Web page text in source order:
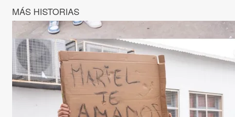
MÁS HISTORIAS